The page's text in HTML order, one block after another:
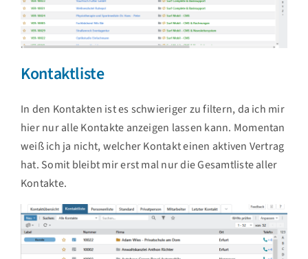
Kontaktliste
In den Kontakten ist es schwieriger zu filtern, da ich mir
hier nur alle Kontakte anzeigen lassen kann. Momentan
weiß ich ja nicht, welcher Kontakt einen aktiven Vertrag
hat. Somit bleibt mir erst mal nur die Gesamtliste aller
Kontakte.